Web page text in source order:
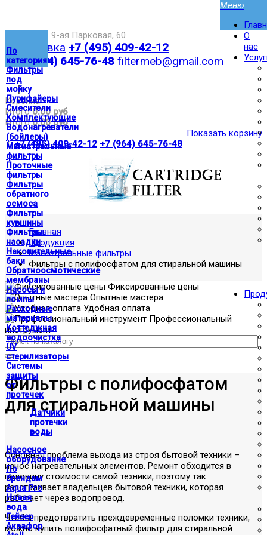
По
категориям
Фильтры
под
мойку
Пурифайеры
Смесители
Комплектующие
Водонагреватели
(бойлеры)
Магистральные
фильтры
Проточные
фильтры
Фильтры
обратного
осмоса
Фильтры
кувшины
Фильтры
насадки
Накопительные
баки
Обратноосмотические
мембраны
Насосы и
помпы
Расходные
материалы
Коттеджная
водоочистка
UV
стерилизаторы
Системы
защиты
от
протечек
Датчики
протечки
воды
Насосное
оборудование
По
брендам
Aqua Pro
Новая
вода
Гейзер
Аквафор
Москва,ул. 9-ая Парковая, 60
Доставка +7 (495) 409-42-12
+7 (964) 645-76-48 filtermeb@gmail.com
|
Корзина:
Итого0.00 руб
Итого0.00 руб
Показать корзину
| +7 (495) 409-42-12 +7 (964) 645-76-48
О
нас
Главная
Продукция
Магистральные фильтры
Фильтры с полифосфатом для стиральной машины
Фиксированные цены
Опытные мастера
Удобная оплата
Профессиональный
инструмент
Фильтры с полифосфатом
для стиральной машины
Основная проблема выхода из строя бытовой техники –
износ нагревательных элементов. Ремонт обходится в
половину стоимости самой техники, поэтому так
расстраивает владельцев бытовой техники, которая
работает через водопровод.
Чтобы предотвратить преждевременные поломки техники,
можно купить полифосфатный фильтр для стиральной